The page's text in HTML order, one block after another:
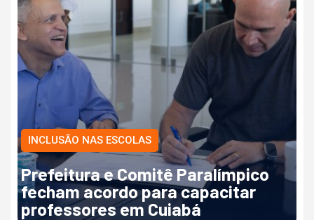
INCLUSÃO NAS ESCOLAS
Prefeitura e Comitê Paralímpico
fecham acordo para capacitar
professores em Cuiabá